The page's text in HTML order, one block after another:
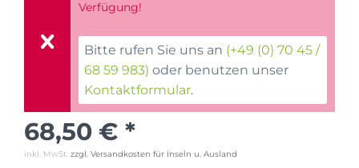
Verfügung!
Bitte rufen Sie uns an (+49 (0) 70 45 /
68 59 983) oder benutzen unser
Kontaktformular.
68,50 € *
inkl. MwSt. zzgl. Versandkosten für Inseln u. Ausland